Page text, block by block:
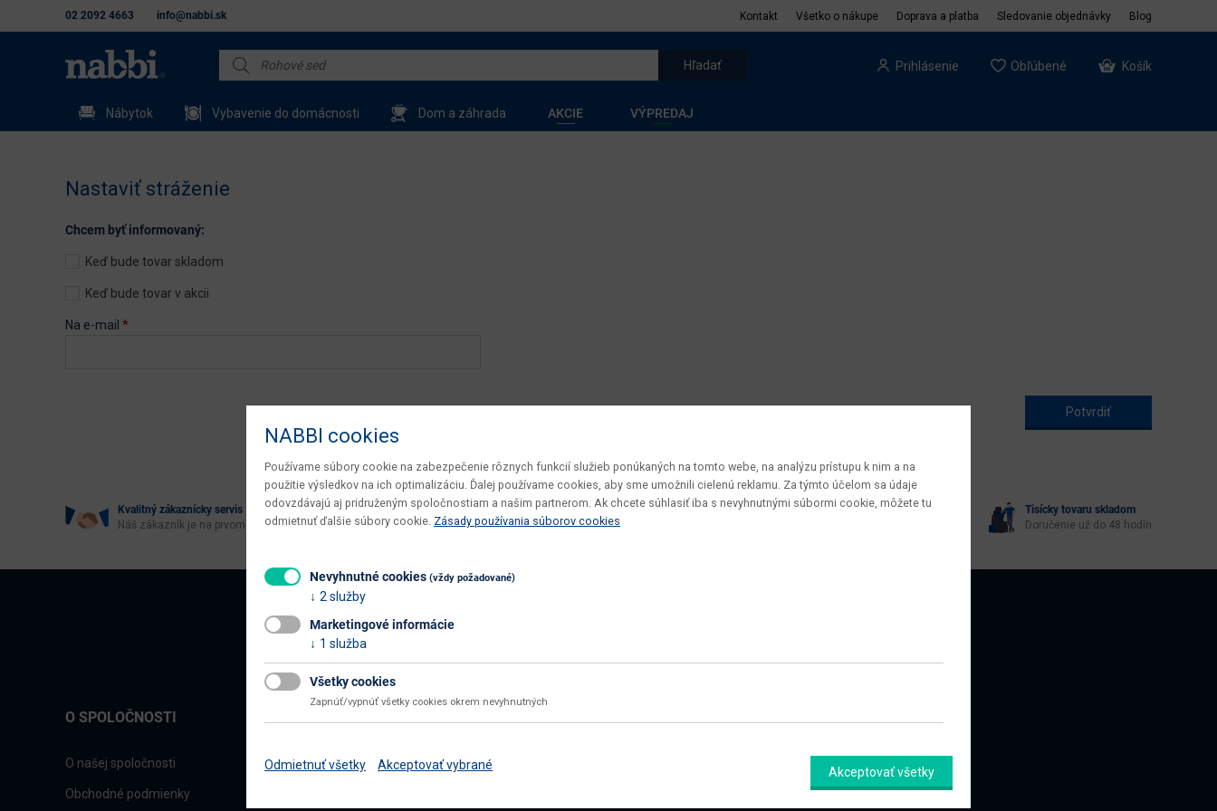
02 2092 4663 info@nabbi.sk Kontakt Všetko o nákupe Doprava a platba Sledovanie objednávky Blog
Prihlásenie Obľúbené Košík
Nábytok Vybavenie do domácnosti Dom a záhrada AKCIE VÝPREDAJ
Nastaviť stráženie
Chcem byť informovaný:
Keď bude tovar skladom
Keď bude tovar v akcii
Na e-mail *
Kvalitný zákaznícky servis
Náš zákazník je na prvom mieste
Vrátenie tovaru do 30 dní
Maximálne pohodlie pre vás
Top ceny
Tisícky tovaru skladom
Doručenie už do 48 hodín
O SPOLOČNOSTI
O našej spoločnosti
Obchodné podmienky
Obchodné podmienky Reklamačný formulár
Odstúpiť od zmluvy tu
NABBI cookies
Používame súbory cookie na zabezpečenie rôznych funkcií služieb ponúkaných na tomto webe, na analýzu prístupu k nim a na
použitie výsledkov na ich optimalizáciu. Ďalej používame cookies, aby sme umožnili cielenú reklamu. Za týmto účelom sa údaje
odovzdávajú aj pridruženým spoločnostiam a našim partnerom. Ak chcete súhlasiť iba s nevyhnutnými súbormi cookie, môžete tu
odmietnuť ďalšie súbory cookie. Zásady používania súborov cookies
Nevyhnutné cookies (vždy požadované)
2 služby
Marketingové informácie
1 služba
Všetky cookies
Zapnúť/vypnúť všetky cookies okrem nevyhnutných
Odmietnuť všetky Akceptovať vybrané Akceptovať všetky